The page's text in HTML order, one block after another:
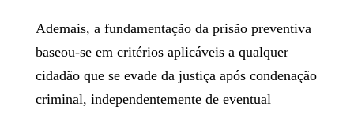
Ademais, a fundamentação da prisão preventiva
baseou-se em critérios aplicáveis a qualquer
cidadão que se evade da justiça após condenação
criminal, independentemente de eventual